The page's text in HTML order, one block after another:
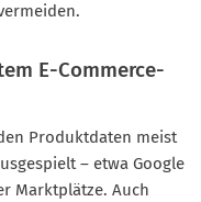
E-Commerce-
Produktdaten meist
– etwa Google
Marktplätze. Auch